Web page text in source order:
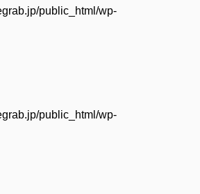
public_html/wp-
public_html/wp-